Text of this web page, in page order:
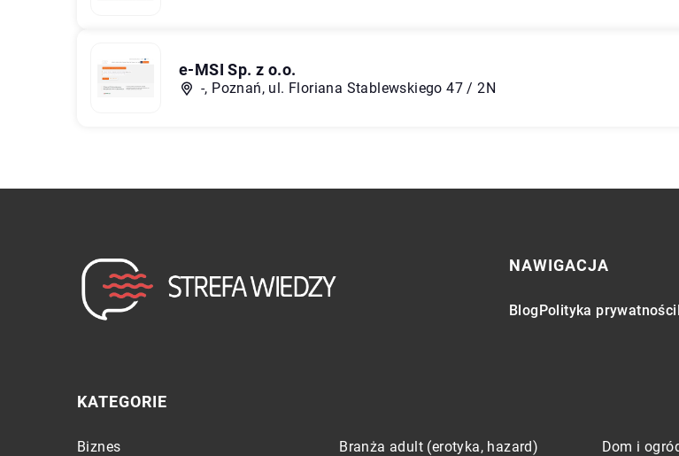
e-MSI Sp. z o.o.
-, Poznań, ul. Floriana Stablewskiego 47 / 2N
NAWIGACJA
BlogPolityka prywatności
KATEGORIE
Biznes Branża adult (erotyka, hazard) Dom i